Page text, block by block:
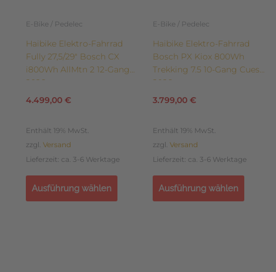
E-Bike / Pedelec
Haibike Elektro-Fahrrad
Fully 27,5/29″ Bosch CX
i800Wh AllMtn 2 12-Gang
2026
4.499,00 €
Enthält 19% MwSt.
zzgl. Versand
Lieferzeit: ca. 3-6 Werktage
Ausführung wählen
gewählt
werden
E-Bike / Pedelec
Haibike Elektro-Fahrrad
Bosch PX Kiox 800Wh
Trekking 7.5 10-Gang Cues
2026
3.799,00 €
Enthält 19% MwSt.
zzgl. Versand
Lieferzeit: ca. 3-6 Werktage
Ausführung wählen
gewählt
werden